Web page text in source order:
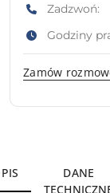
Zadzwoń:
Godziny
Zamów
DANE